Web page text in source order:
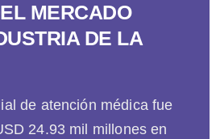
MERCADO
DE LA
de atención médica fue
24.93 mil millones en